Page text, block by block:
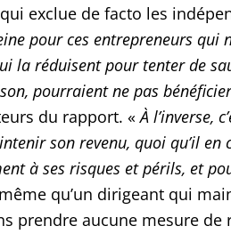
exclue de facto les
pour ces entrepreneurs qui
la réduisent pour tenter de
pourraient ne pas bénéficier
du rapport. «À l’inverse,
son revenu, quoi qu’il en
à ses risques et périls, et
qu’un dirigeant qui
prendre aucune mesure